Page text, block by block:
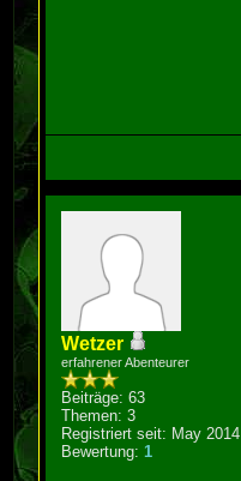
Wetzer
erfahrener Abenteurer
Beiträge: 63
Themen: 3
Registriert seit: May 2014
Bewertung: 1